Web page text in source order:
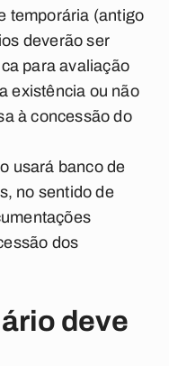
temporária (antigo
deverão ser
para avaliação
existência ou não
à concessão do
usará banco de
no sentido de
dos
deve